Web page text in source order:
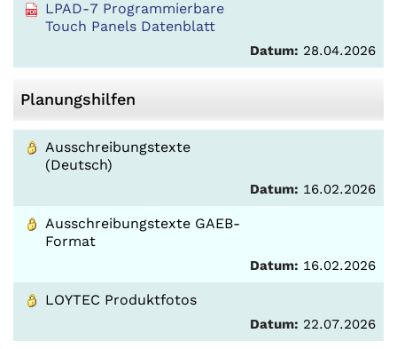
LPAD-7 Programmierbare
Touch Panels Datenblatt
Datum: 28.04.2026
Planungshilfen
Ausschreibungstexte
(Deutsch)
Datum: 16.02.2026
Ausschreibungstexte GAEB-
Format
Datum: 16.02.2026
LOYTEC Produktfotos
Datum: 22.07.2026